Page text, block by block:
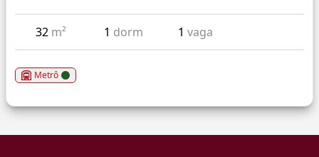
32 m² 1 dorm 1vaga
Metrô